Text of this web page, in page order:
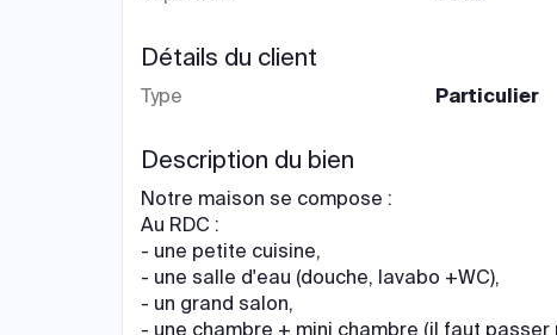
Détails du client
Type Particulier
Description du bien
Notre maison se compose :
Au RDC :
- une petite cuisine,
- une salle d'eau (douche, lavabo +WC),
- un grand salon,
- une chambre + mini chambre (il faut